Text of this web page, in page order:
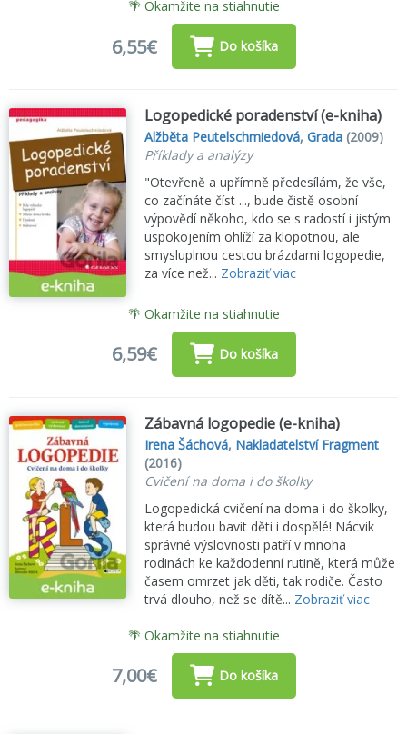
🌴 Okamžite na stiahnutie
6,55€ Do košíka
Logopedické poradenství (e-kniha)
Alžběta Peutelschmiedová,Grada (2009)
Příklady a analýzy
"Otevřeně a upřímně předesílám, že vše,
co začínáte číst ..., bude čistě osobní
výpovědí někoho, kdo se s radostí i jistým
uspokojením ohlíží za klopotnou, ale
smysluplnou cestou brázdami logopedie,
za více než... Zobraziť viac
🌴 Okamžite na stiahnutie
6,59€ Do košíka
Zábavná logopedie (e-kniha)
Irena Šáchová, Nakladatelství Fragment
(2016)
Cvičení na doma i do školky
Logopedická cvičení na doma i do školky,
která budou bavit děti i dospělé! Nácvik
správné výslovnosti patří v mnoha
rodinách ke každodenní rutině, která může
časem omrzet jak děti, tak rodiče. Často
trvá dlouho, než se dítě... Zobraziť viac
🌴 Okamžite na stiahnutie
7,00€ Do košíka